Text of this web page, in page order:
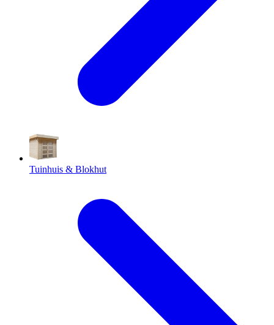
Tuinhuis & Blokhut